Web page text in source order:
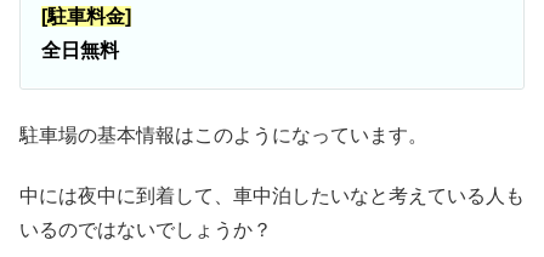
[駐車料金]
全日無料
駐車場の基本情報はこのようになっています。
中には夜中に到着して、車中泊したいなと考えている人も
いるのではないでしょうか？